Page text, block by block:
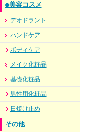
●美容コスメ
デオドラント
ハンドケア
ボディケア
メイク化粧品
基礎化粧品
男性用化粧品
日焼け止め
その他